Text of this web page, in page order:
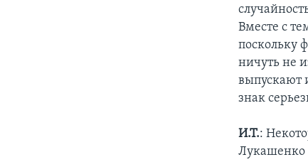
Вместе с
поскольку
ничуть не
выпускают
знак
И.Т.:
Лукашенко